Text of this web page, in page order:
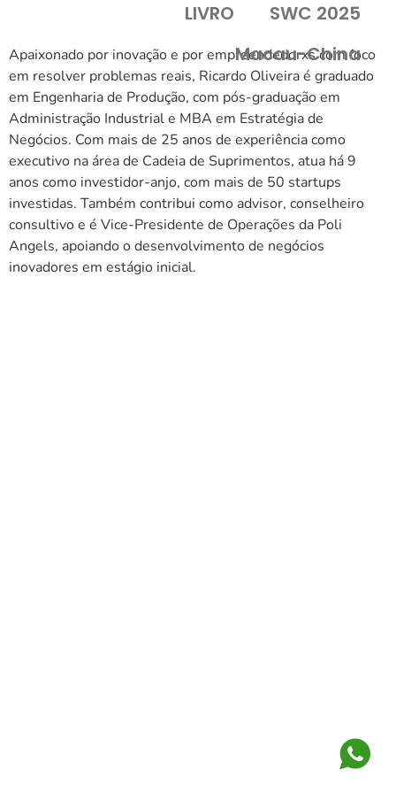
LIVRO
SWC 2025
Macau-China
Apaixonado por inovação e por empreendedorxs com foco
em resolver problemas reais, Ricardo Oliveira é graduado
em Engenharia de Produção, com pós-graduação em
Administração Industrial e MBA em Estratégia de
Negócios. Com mais de 25 anos de experiência como
executivo na área de Cadeia de Suprimentos, atua há 9
anos como investidor-anjo, com mais de 50 startups
investidas. Também contribui como advisor, conselheiro
consultivo e é Vice-Presidente de Operações da Poli
Angels, apoiando o desenvolvimento de negócios
inovadores em estágio inicial.